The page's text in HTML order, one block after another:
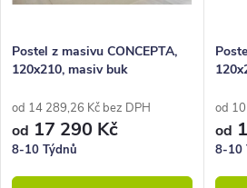
Postel z masivu CONCEPTA,
120x210, masiv buk
od 14 289,26 Kč bez DPH
od 17 290 Kč
8-10 Týdnů
od
od
8-10